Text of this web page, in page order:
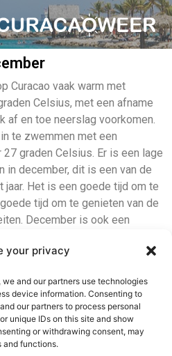
your privacy
and our partners use technologies
device information. Consenting to
our partners to process personal
unique IDs on this site and show
or withdrawing consent, may
and functions.
Curacao vaak warm met
Celsius, met een afname
af en toe neerslag voorkomen.
te zwemmen met een
graden Celsius. Er is een lage
in december, dit is een van de
jaar. Het is een goede tijd om te
tijd om te genieten van de
December is ook een
om te bezoeken vanwege
28°C
per dag: 10 uur
7